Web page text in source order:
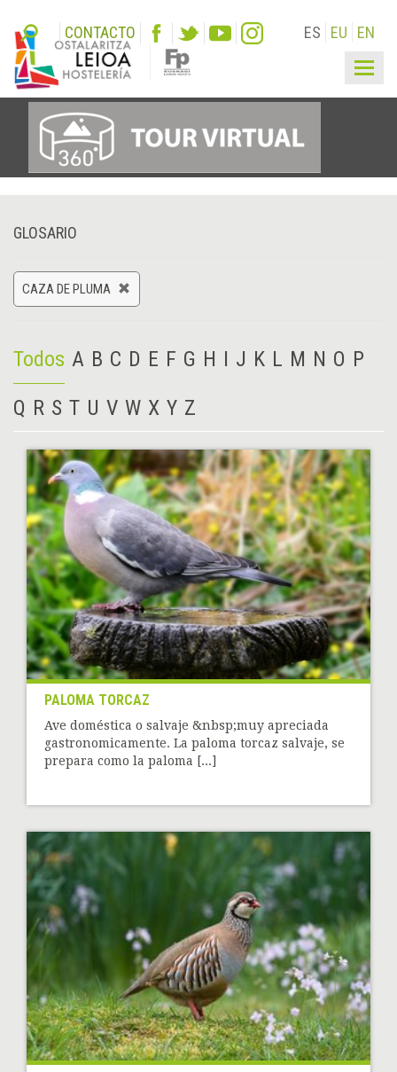
CONTACTO ES EU EN
GLOSARIO
CAZA DE PLUMA
Todos A B C D E F G H I J K L M N O P
Q R S T U V W X Y Z
PALOMA TORCAZ
Ave doméstica o salvaje &nbsp;muy apreciada
gastronomicamente. La paloma torcaz salvaje, se
prepara como la paloma [...]